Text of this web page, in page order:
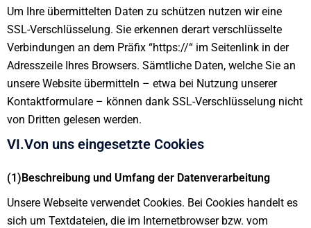
Um Ihre übermittelten Daten zu schützen nutzen wir eine
SSL-Verschlüsselung. Sie erkennen derart verschlüsselte
Verbindungen an dem Präfix “https://“ im Seitenlink in der
Adresszeile Ihres Browsers. Sämtliche Daten, welche Sie an
unsere Website übermitteln – etwa bei Nutzung unserer
Kontaktformulare – können dank SSL-Verschlüsselung nicht
von Dritten gelesen werden.
VI.Von uns eingesetzte Cookies
(1)Beschreibung und Umfang der Datenverarbeitung
Unsere Webseite verwendet Cookies. Bei Cookies handelt es
sich um Textdateien, die im Internetbrowser bzw. vom